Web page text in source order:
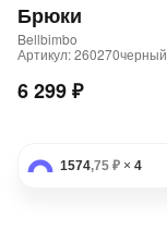
Брюки
Bellbimbo
Артикул: 260270черный
6 299 ₽
1574,75 ₽ × 4